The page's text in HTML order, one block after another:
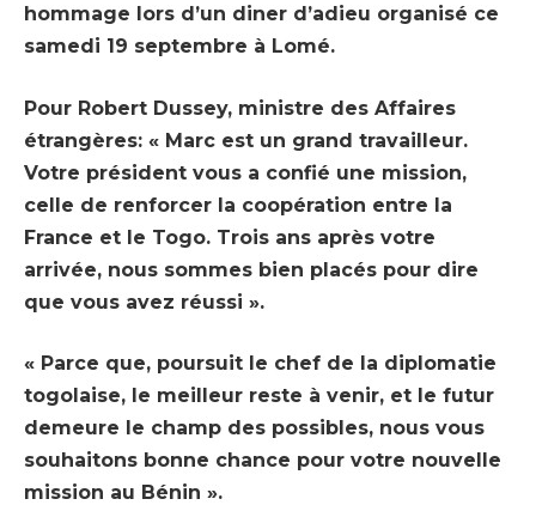
hommage lors d’un diner d’adieu organisé ce
samedi 19 septembre à Lomé.
Pour Robert Dussey, ministre des Affaires
étrangères: « Marc est un grand travailleur.
Votre président vous a confié une mission,
celle de renforcer la coopération entre la
France et le Togo. Trois ans après votre
arrivée, nous sommes bien placés pour dire
que vous avez réussi ».
« Parce que, poursuit le chef de la diplomatie
togolaise, le meilleur reste à venir, et le futur
demeure le champ des possibles, nous vous
souhaitons bonne chance pour votre nouvelle
mission au Bénin ».